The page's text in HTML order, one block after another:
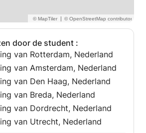
|
door de student :
van Rotterdam, Nederland
van Amsterdam, Nederland
van Den Haag, Nederland
van Breda, Nederland
van Dordrecht, Nederland
van Utrecht, Nederland